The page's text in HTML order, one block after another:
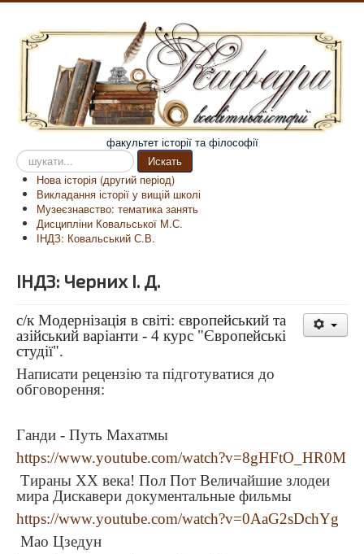
факультет історії та філософії
Пошук
на
сайті
Искать
Нова історія (другий період)
Викладання історії у вищій школі
Музеєзнавство: тематика занять
Дисципліни Ковальської М.С.
ІНДЗ: Ковальський С.В.
ІНДЗ: Черних І. Д.
с/к Модернізація в світі: європейський та
азійський варіанти - 4 курс "Європейські
студії".
Написати рецензію та підготуватися до
обговорення:
Ганди - Путь Махатмы
https://www.youtube.com/watch?v=8gHFtO_HR0M
Тираны ХХ века! Пол Пот Величайшие злодеи
мира Дискавери документальные фильмы
https://www.youtube.com/watch?v=0AaG2sDchYg
Мао Цзедун